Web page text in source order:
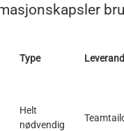
Type
Helt
nødvendig